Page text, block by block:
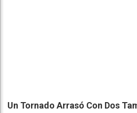
Un Tornado Arrasó Con Dos